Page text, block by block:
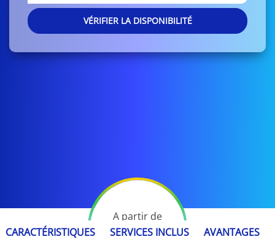
VÉRIFIER LA DISPONIBILITÉ
A partir de
42,99 € / an
CARACTÉRISTIQUES SERVICES INCLUS
AVANTAGES